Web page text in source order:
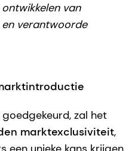
van
verantwoorde
goedgekeurd, zal het
marktexclusiviteit,